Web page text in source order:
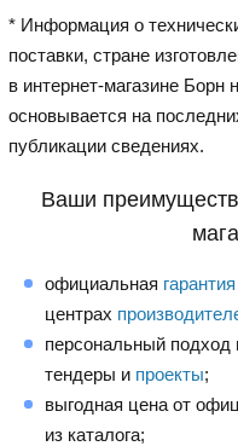
* Информация о
поставки, стране
в интернет-магазине Борн
основывается на
публикации сведениях.
Ваши
официальная
центрах
персональный подход
тендеры и проекты;
выгодная цена от
из каталога;